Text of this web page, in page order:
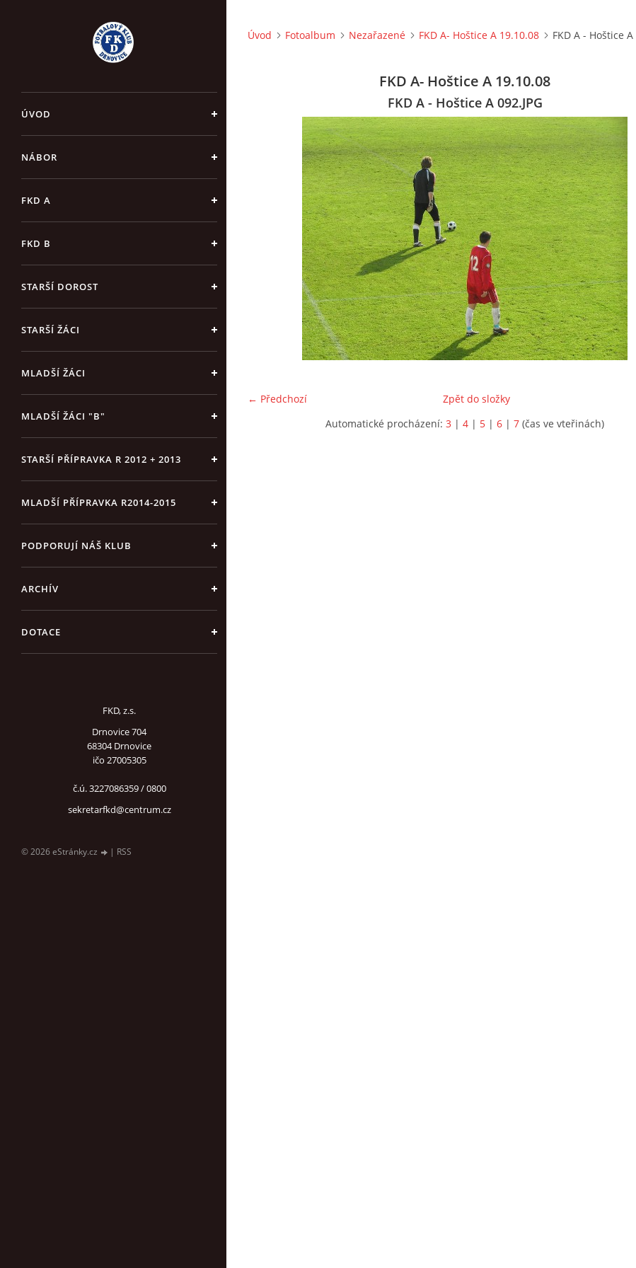
ÚVOD
NÁBOR
FKD A
FKD B
STARŠÍ DOROST
STARŠÍ ŽÁCI
MLADŠÍ ŽÁCI
MLADŠÍ ŽÁCI "B"
STARŠÍ PŘÍPRAVKA R 2012 + 2013
MLADŠÍ PŘÍPRAVKA R2014-2015
PODPORUJÍ NÁŠ KLUB
ARCHÍV
DOTACE
FKD, z.s.
Drnovice 704
68304 Drnovice
ičo 27005305
č.ú. 3227086359 / 0800
sekretarfkd@centrum.cz
© 2026 eStránky.cz | RSS
Úvod Fotoalbum Nezařazené FKD A- Hoštice A 19.10.08 FKD A - Hoštice A
FKD A- Hoštice A 19.10.08
FKD A - Hoštice A 092.JPG
← Předchozí
Zpět do složky
Automatické procházení: 3 | 4 | 5 | 6 | 7 (čas ve vteřinách)